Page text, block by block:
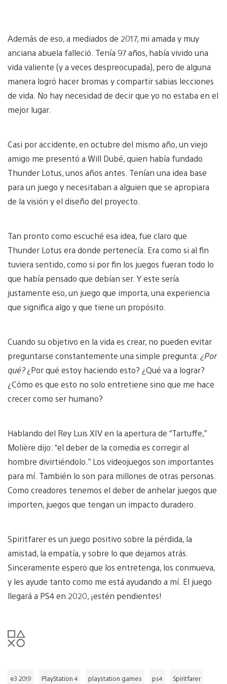
Además de eso, a mediados de 2017, mi amada y muy
anciana abuela falleció. Tenía 97 años, había vivido una
vida valiente (y a veces despreocupada), pero de alguna
manera logró hacer bromas y compartir sabias lecciones
de vida. No hay necesidad de decir que yo no estaba en el
mejor lugar.
Casi por accidente, en octubre del mismo año, un viejo
amigo me presentó a Will Dubé, quien había fundado
Thunder Lotus, unos años antes. Tenían una idea base
para un juego y necesitaban a alguien que se apropiara
de la visión y el diseño del proyecto.
Tan pronto como escuché esa idea, fue claro que
Thunder Lotus era donde pertenecía. Era como si al fin
tuviera sentido, como si por fin los juegos fueran todo lo
que había pensado que debían ser. Y este sería
justamente eso, un juego que importa, una experiencia
que significa algo y que tiene un propósito.
Cuando su objetivo en la vida es crear, no pueden evitar
preguntarse constantemente una simple pregunta: ¿Por
qué?¿Por qué estoy haciendo esto? ¿Qué va a lograr?
¿Cómo es que esto no solo entretiene sino que me hace
crecer como ser humano?
Hablando del Rey Luis XIV en la apertura de “Tartuffe,”
Molière dijo: “el deber de la comedia es corregir al
hombre divirtiéndolo.” Los videojuegos son importantes
para mí. También lo son para millones de otras personas.
Como creadores tenemos el deber de anhelar juegos que
importen, juegos que tengan un impacto duradero.
Spiritfarer es un juego positivo sobre la pérdida, la
amistad, la empatía, y sobre lo que dejamos atrás.
Sinceramente espero que los entretenga, los conmueva,
y les ayude tanto como me está ayudando a mí. El juego
llegará a PS4 en 2020, ¡estén pendientes!
e3 2019 PlayStation 4 playstation games ps4 Spiritfarer